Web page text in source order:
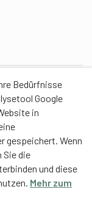
Bedürfnisse
Google
in
gespeichert. Wenn
Sie die
und diese
Mehr zum
Magglingen